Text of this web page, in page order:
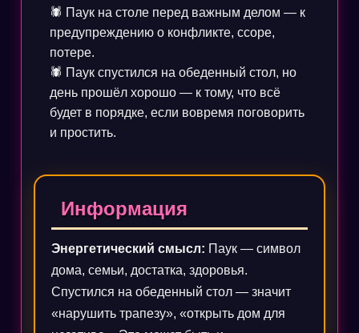
🕷️ Паук на столе перед важным делом — к
предупреждению о конфликте, ссоре,
потере.
🕷️ Паук спустился на обеденный стол, но
день прошёл хорошо — к тому, что всё
будет в порядке, если вовремя поговорить
и простить.
Информация
Энергетический смысл: Паук — символ
дома, семьи, достатка, здоровья.
Спустился на обеденный стол — значит
«нарушить трапезу», «открыть дом для